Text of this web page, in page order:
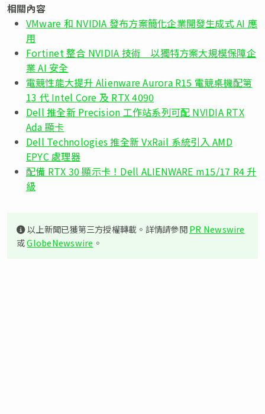
相關內容
VMware 和 NVIDIA 發布方案簡化企業開發生成式 AI 應
用
Fortinet 整合 NVIDIA 技術 以獨特方案大規模保障企
業 AI 安全
電競性能大提升 Alienware Aurora R15 電競桌機配第
13 代 Intel Core 及 RTX 4090
Dell 推全新 Precision 工作站系列可配 NVIDIA RTX
Ada 顯卡
Dell Technologies 推全新 VxRail 系統引入 AMD
EPYC 處理器
配備 RTX 30 顯示卡！Dell ALIENWARE m15/17 R4 升
級
以上新聞已獲第三方授權轉載。詳情請參閱PR Newswire
或GlobeNewswire 。